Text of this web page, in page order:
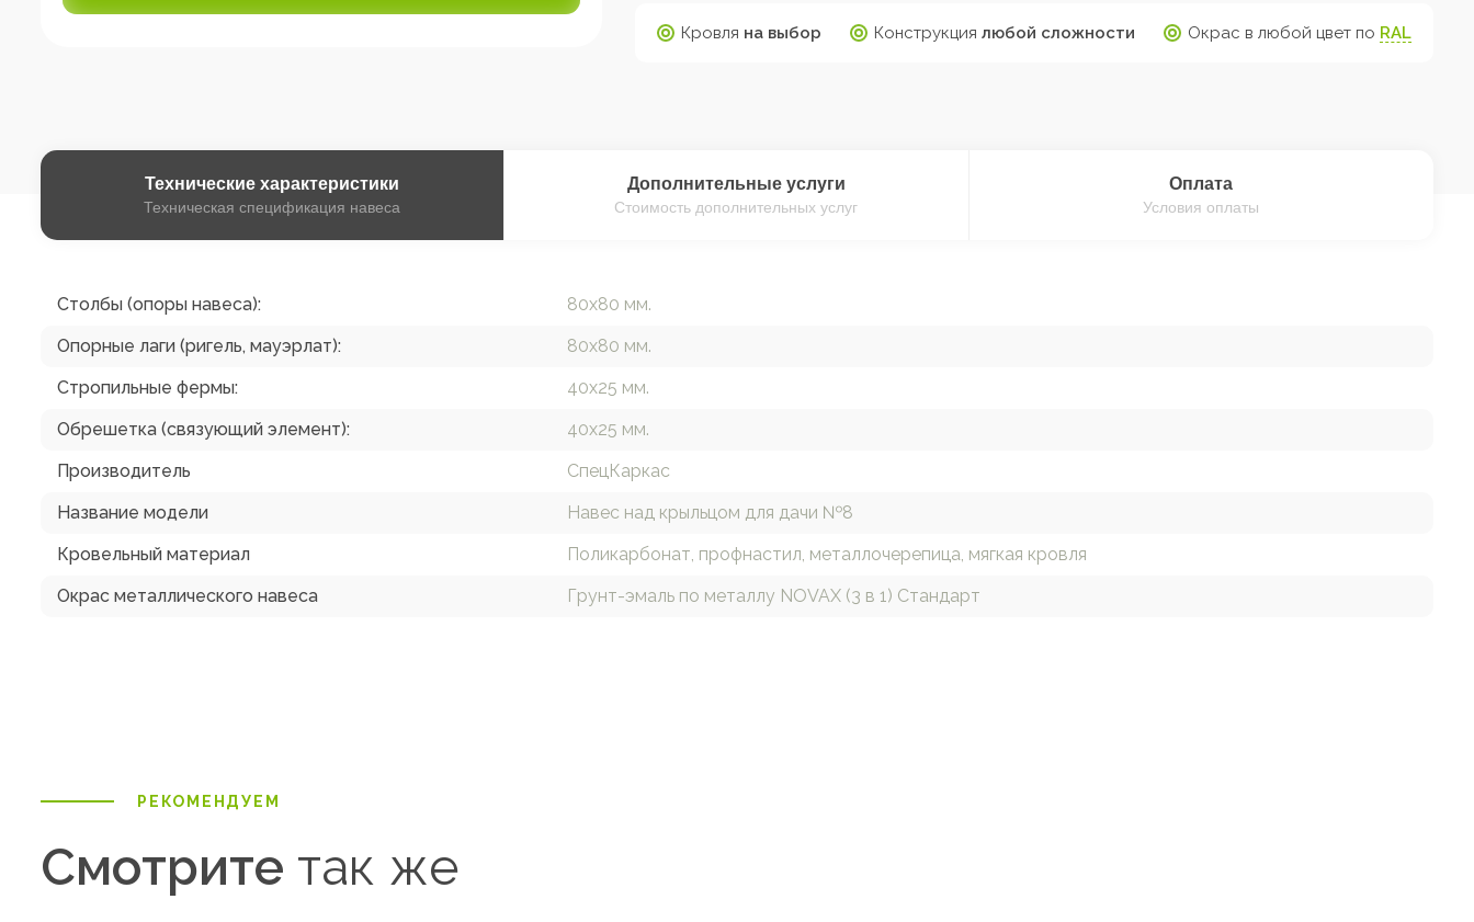
Кровля на выбор Конструкция любой сложности Окрас в любой цвет по RAL
Технические характеристики
Техническая спецификация навеса
Дополнительныеуслуги
Стоимость дополнительных услуг
Оплата
Условия оплаты
Столбы (опоры навеса):
80х80 мм.
Опорные лаги (ригель, мауэрлат):
80х80 мм.
Стропильные фермы:
40х25 мм.
Обрешетка (связующий элемент):
40х25 мм.
Производитель
СпецКаркас
Название модели
Навес над крыльцом для дачи №8
Кровельный материал
Поликарбонат, профнастил, металлочерепица, мягкая кровля
Окрас металлического навеса
Грунт-эмаль по металлу NOVAX (3 в 1) Стандарт
РЕКОМЕНДУЕМ
Смотрите так же